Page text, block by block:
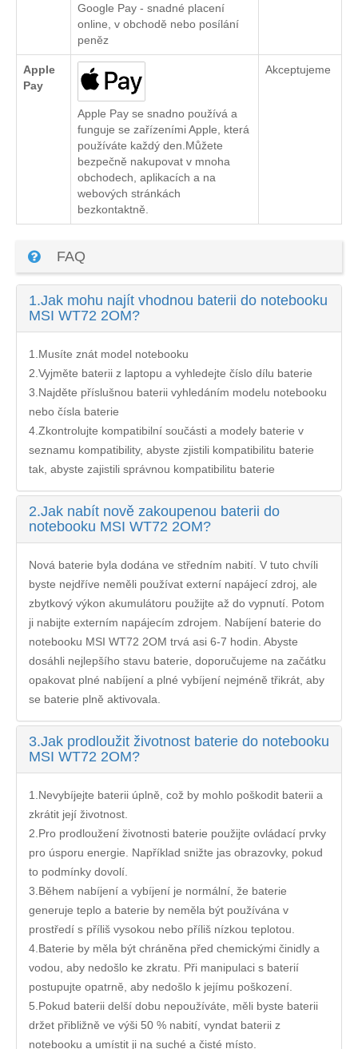
Google Pay - snadné placení
online, v obchodě nebo posílání
peněz
Apple
Pay
Apple Pay se snadno používá a
funguje se zařízeními Apple, která
používáte každý den.Můžete
bezpečně nakupovat v mnoha
obchodech, aplikacích a na
webových stránkách
bezkontaktně.
Akceptujeme
FAQ
1.Jak mohu najít vhodnou baterii do notebooku
MSI WT72 2OM?
1.Musíte znát model notebooku
2.Vyjměte baterii z laptopu a vyhledejte číslo dílu baterie
3.Najděte příslušnou baterii vyhledáním modelu notebooku
nebo čísla baterie
4.Zkontrolujte kompatibilní součásti a modely baterie v
seznamu kompatibility, abyste zjistili kompatibilitu baterie
tak, abyste zajistili správnou kompatibilitu baterie
2.Jak nabít nově zakoupenou baterii do
notebooku MSI WT72 2OM?
Nová baterie byla dodána ve středním nabití. V tuto chvíli
byste nejdříve neměli používat externí napájecí zdroj, ale
zbytkový výkon akumulátoru použijte až do vypnutí. Potom
ji nabijte externím napájecím zdrojem. Nabíjení baterie do
notebooku MSI WT72 2OM trvá asi 6-7 hodin. Abyste
dosáhli nejlepšího stavu baterie, doporučujeme na začátku
opakovat plné nabíjení a plné vybíjení nejméně třikrát, aby
se baterie plně aktivovala.
3.Jak prodloužit životnost baterie do notebooku
MSI WT72 2OM?
1.Nevybíjejte baterii úplně, což by mohlo poškodit baterii a
zkrátit její životnost.
2.Pro prodloužení životnosti baterie použijte ovládací prvky
pro úsporu energie. Například snižte jas obrazovky, pokud
to podmínky dovolí.
3.Během nabíjení a vybíjení je normální, že baterie
generuje teplo a baterie by neměla být používána v
prostředí s příliš vysokou nebo příliš nízkou teplotou.
4.Baterie by měla být chráněna před chemickými činidly a
vodou, aby nedošlo ke zkratu. Při manipulaci s baterií
postupujte opatrně, aby nedošlo k jejímu poškození.
5.Pokud baterii delší dobu nepoužíváte, měli byste baterii
držet přibližně ve výši 50 % nabití, vyndat baterii z
notebooku a umístit ji na suché a čisté místo.